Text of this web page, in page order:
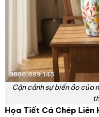
Cận cảnh sự biến ảo của
Họa Tiết Cá Chép Liên